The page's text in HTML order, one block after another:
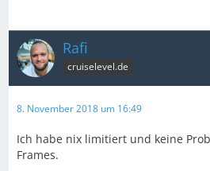
Rafi
cruiselevel.de
8. November 2018 um 16:49
Ich habe nix limitiert und keine
Frames.